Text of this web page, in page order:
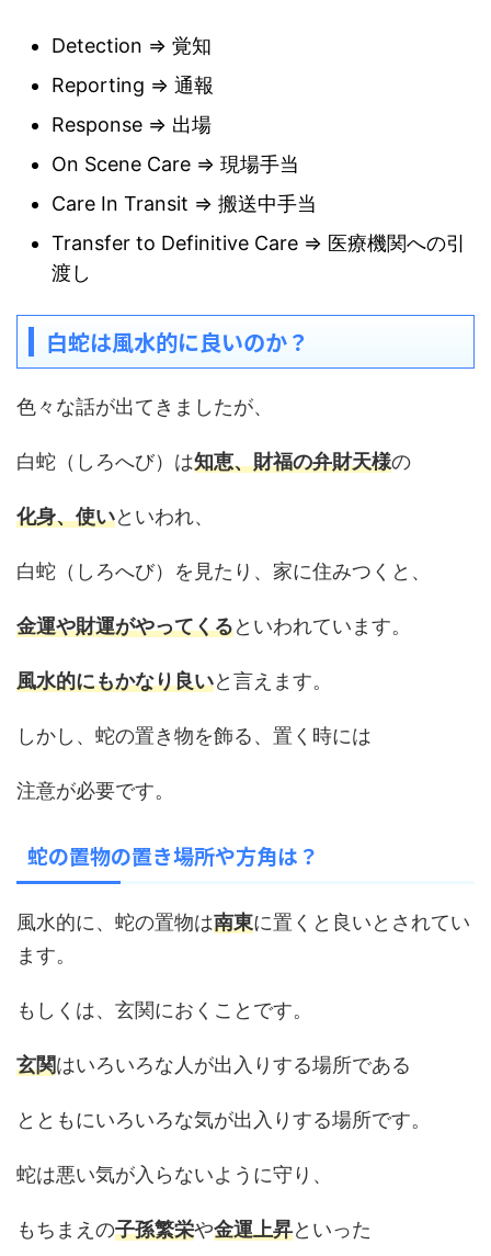
Detection ⇒ 覚知
Reporting ⇒ 通報
Response ⇒ 出場
On Scene Care ⇒ 現場手当
Care In Transit ⇒ 搬送中手当
Transfer to Definitive Care ⇒ 医療機関への引
渡し
白蛇は風水的に良いのか？
色々な話が出てきましたが、
白蛇（しろへび）は知恵、財福の弁財天様の
化身、使いといわれ、
白蛇（しろへび）を見たり、家に住みつくと、
金運や財運がやってくるといわれています。
風水的にもかなり良いと言えます。
しかし、蛇の置き物を飾る、置く時には
注意が必要です。
蛇の置物の置き場所や方角は？
風水的に、蛇の置物は南東に置くと良いとされてい
ます。
もしくは、玄関におくことです。
玄関はいろいろな人が出入りする場所である
とともにいろいろな気が出入りする場所です。
蛇は悪い気が入らないように守り、
もちまえの子孫繁栄や金運上昇といった